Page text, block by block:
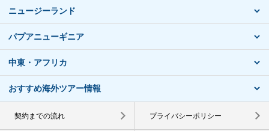
ニュージーランド
パプアニューギニア
中東・アフリカ
おすすめ海外ツアー情報
契約までの流れ プライバシーポリシー